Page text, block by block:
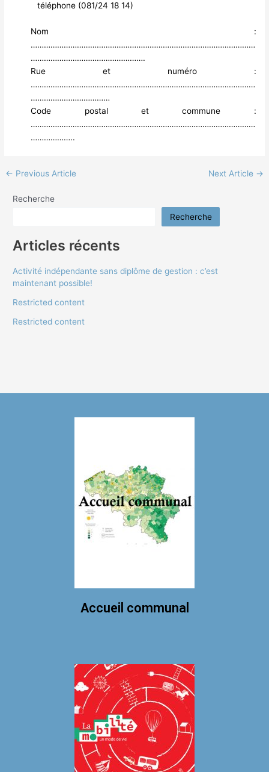
téléphone (081/24 18 14)
Nom :
…………………………………………………………………………………………
…………………………………………….
Rue et numéro :
…………………………………………………………………………………………
………………………………
Code postal et commune :
…………………………………………………………………………………………
………………..
← Previous Article Next Article →
Recherche
Recherche
Articles récents
Activité indépendante sans diplôme de gestion : c’est
maintenant possible!
Restricted content
Restricted content
Accueil communal